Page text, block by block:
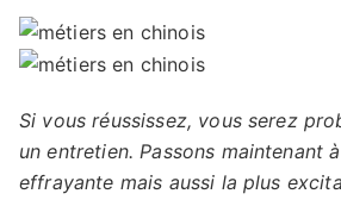
Si vous réussissez, vous serez
un entretien. Passons maintenant
effrayante mais aussi la plus